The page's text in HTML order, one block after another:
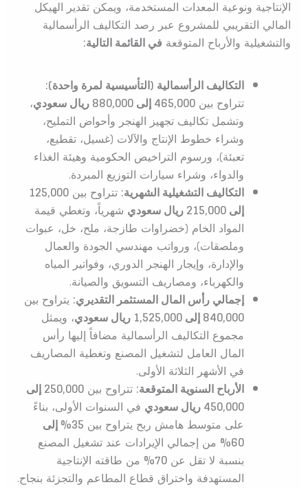
الإنتاجية ونوعية المعدات المستخدمة، ويمكن تقدير الهيكل
المالي التقريبي للمشروع عبر رصد التكاليف الرأسمالية
والتشغيلية والأرباح المتوقعة في القائمة التالية:
التكاليف الرأسمالية (التأسيسية لمرة واحدة):
تتراوح بين 465,000 إلى 880,000 ريال سعودي
،
وتشمل تكاليف تجهيز الهنجر وأحواض التمليح،
وشراء خطوط الإنتاج والآلات (غسيل، تقطيع،
تعبئة)، ورسوم التراخيص الحكومية وهيئة الغذاء
والدواء، وشراء سيارات التوزيع المبردة.
التكاليف التشغيلية الشهرية:تتراوح بين 125,000
إلى 215,000 ريال سعودي
شهرياً، وتغطي قيمة
المواد الخام (خضراوات طازجة، ملح، خل، عبوات
وملصقات)، ورواتب مهندسي الجودة والعمال
والإدارة، وإيجار الهنجر الدوري، وفواتير المياه
والكهرباء، ومصاريف التسويق والصيانة.
إجمالي رأس المال المستثمر التقديري:يتراوح بين
840,000 إلى 1,525,000 ريال سعودي
، ويمثل
مجموع التكاليف الرأسمالية مضافاً إليها رأس
المال العامل لتشغيل المصنع وتغطية المصاريف
في الأشهر الثلاثة الأولى.
الأرباح السنوية المتوقعة:تتراوح بين
250,000 إلى
450,000 ريال سعودي
في السنوات الأولى، بناءً
على متوسط هامش ربح يتراوح بين
35% إلى
60% من إجمالي الإيرادات عند تشغيل المصنع
بنسبة لا تقل عن 70% من طاقته الإنتاجية
المستهدفة واختراق قطاع المطاعم والتجزئة بنجاح.